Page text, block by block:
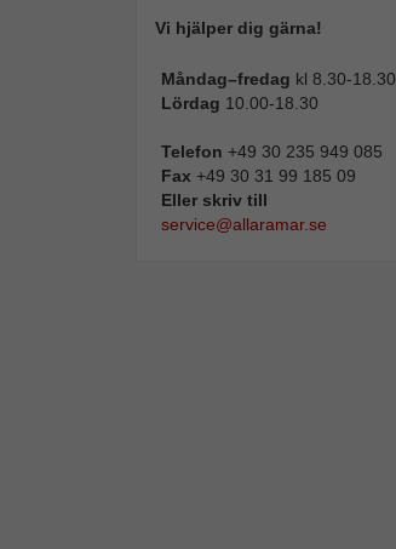
Vi hjälper dig gärna!
Måndag–fredag kl 8.30-18.30
Lördag 10.00-18.30
Telefon +49 30 235 949 085
Fax +49 30 31 99 185 09
Eller skriv till
service@allaramar.se